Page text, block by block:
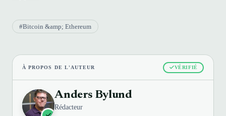
#Bitcoin &amp; Ethereum
À PROPOS DE L'AUTEUR VÉRIFIÉ
Anders Bylund
Rédacteur